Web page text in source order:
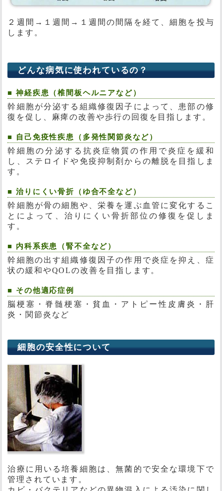
２週間→１週間→１週間の間隔を経て、細胞を投与
します。
どんな病気に使われているの？
■ 神経疾患（椎間板ヘルニアなど）
幹細胞が分泌する組織修復因子によって、患部の修
復を促し、麻痺の改善や歩行の回復を目指します。
■ 自己免疫性疾患（多発性関節炎など）
幹細胞の分泌する抗炎症物質の作用で炎症を緩和
し、ステロイドや免疫抑制剤からの離脱を目指しま
す。
■ 治りにくい骨折（ゆ合不全など）
幹細胞が骨の細胞や、栄養を運ぶ血管に変化するこ
とによって、治りにくい骨折部位の修復を促しま
す。
■ 内科系疾患（腎不全など）
幹細胞の出す組織修復因子の作用で炎症を抑え、症
状の緩和やQOLの改善を目指します。
■ その他適応症例
脳梗塞・脊髄梗塞・貧血・アトピー性皮膚炎・肝
炎・関節炎など
細胞の安全性について
治療に用いる培養細胞は、無菌的で安全な環境下で
管理されています。